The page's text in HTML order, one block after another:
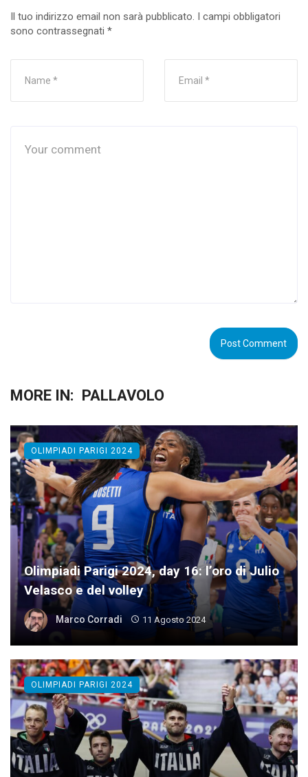
Il tuo indirizzo email non sarà pubblicato.
I campi obbligatori
sono contrassegnati *
MORE IN: PALLAVOLO
Olimpiadi Parigi 2024, day 16: l’oro di Julio
Velasco e del volley
Marco Corradi 11 Agosto 2024
OLIMPIADI PARIGI 2024
OLIMPIADI PARIGI 2024